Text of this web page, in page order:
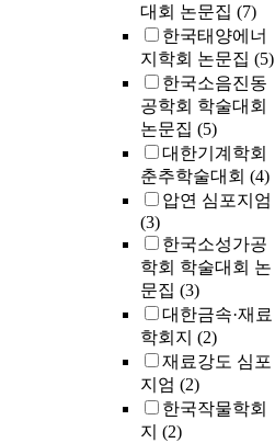
대회 논문집 (7)
한국태양에너
지학회 논문집 (5)
한국소음진동
공학회 학술대회
논문집 (5)
대한기계학회
춘추학술대회 (4)
압연 심포지엄
(3)
한국소성가공
학회 학술대회 논
문집 (3)
대한금속·재료
학회지 (2)
재료강도 심포
지엄 (2)
한국작물학회
지 (2)